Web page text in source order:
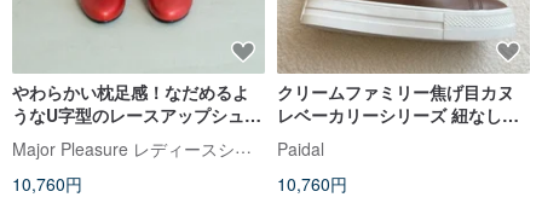
やわらかい枕足感！なだめるよ
うなU字型のレースアップシュー
ズレッドフルレザーMIT-レッド
ルージュ
Major Pleasure レディースシューズ研究室
10,760円
クリームファミリー焦げ目カヌ
レベーカリーシリーズ 紐なし厚
底スニーカー 屈まず履けるシュ
ーズ - 濃厚ココア
Paidal
10,760円